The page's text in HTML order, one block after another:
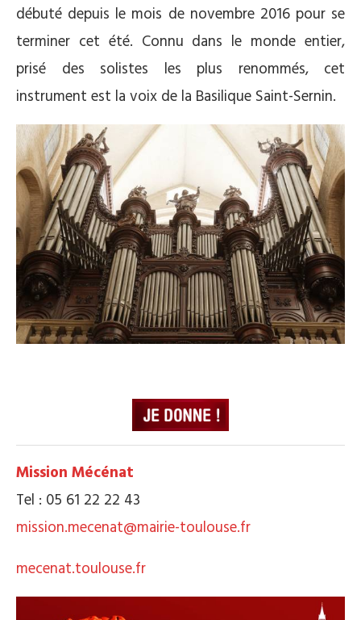
débuté depuis le mois de novembre 2016 pour se
terminer cet été. Connu dans le monde entier,
prisé des solistes les plus renommés, cet
instrument est la voix de la Basilique Saint-Sernin.
Mission Mécénat
Tel : 05 61 22 22 43
mission.mecenat@mairie-toulouse.fr
mecenat.toulouse.fr